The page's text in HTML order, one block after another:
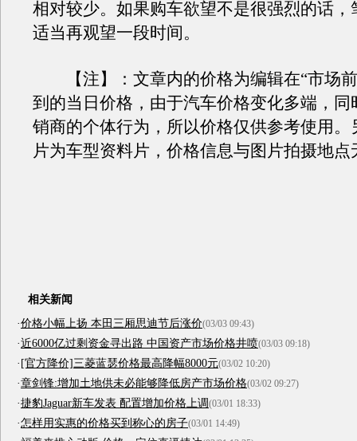
相对较少。如果购车欲望不是很强烈的话，
适当再观望一段时间。
【注】：文章内的价格为编辑在“市场前
到的当日价格，由于汽车价格变化多端，同
销商的个体行为，所以价格仅供参考使用。
片为车型资料片，价格信息与图片拍摄地点
相关新闻
·价格小幅上扬 本田三厢思迪节后涨价(03/03 09:43)
·近6000亿过剩资金寻出路 中国资产市场价格井喷(03/03 09:18)
·[官方降价]三菱蓝瑟价格最高降幅8000元(03/02 10:20)
·章剑锋:增加土地供未必能够降低房产市场价格(03/02 09:27)
·捷豹Jaguar新车发表 配置增加价格上调(03/01 18:33)
·怎样用实惠的价格买到称心的房子(03/01 14:49)